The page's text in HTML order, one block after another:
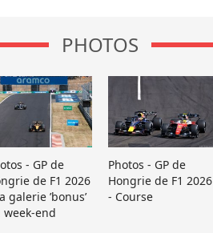
PHOTOS
- GP de
de F1 2026
galerie ’bonus’
week-end
Photos - GP de
Hongrie de F1 2026
- Course